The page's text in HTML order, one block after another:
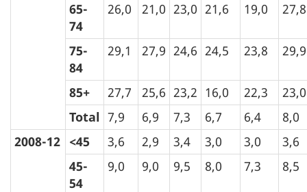
65-
74
26,0 21,0 23,0 21,6 19,0 27,8
75-
84
29,1 27,9 24,6 24,5 23,8 29,9
85+ 27,7 25,6 23,2 16,0 22,3
23,0
Total 7,9 6,9 7,3 6,7 6,4
8,0
2008-12 <45 3,6 2,9 3,4 3,0 3,0
3,6
45-
54
9,0 9,0 9,5 8,0 7,3 8,5